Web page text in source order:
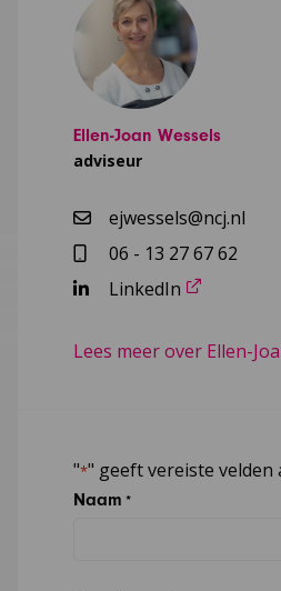
Ellen-Joan Wessels
adviseur
ejwessels@ncj.nl
06 - 13 27 67 62
LinkedIn
Lees meer over Ellen-
"*" geeft vereiste velden
Naam *